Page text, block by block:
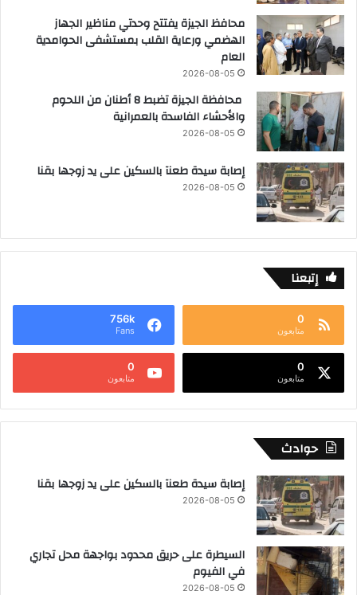
محافظ الجيزة يفتتح وحدتي مناظير الجهاز
الهضمي ورعاية القلب بمستشفى الحوامدية
العام
2026-08-05
محافظة الجيزة تضبط 8 أطنان من اللحوم
والأحشاء الفاسدة بالعمرانية
2026-08-05
إصابة سيدة طعنآ بالسكين على يد زوجها بقنا
2026-08-05
إتبعنا
0
متابعون
756k
Fans
0
متابعون
0
متابعون
حوادث
إصابة سيدة طعنآ بالسكين على يد زوجها بقنا
2026-08-05
السيطرة على حريق محدود بواجهة محل تجاري
في الفيوم
2026-08-05